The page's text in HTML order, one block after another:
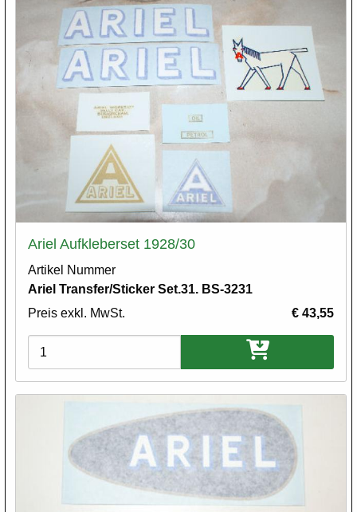
Ariel Aufkleberset 1928/30
Artikel Nummer
Ariel Transfer/Sticker Set.31. BS-3231
Preis exkl. MwSt.
€ 43,55
Varianten